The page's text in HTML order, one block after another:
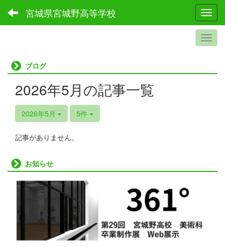
宮城県宮城野高等学校
ブログ
2026年5月の記事一覧
2026年5月 5件
記事がありません。
お知らせ